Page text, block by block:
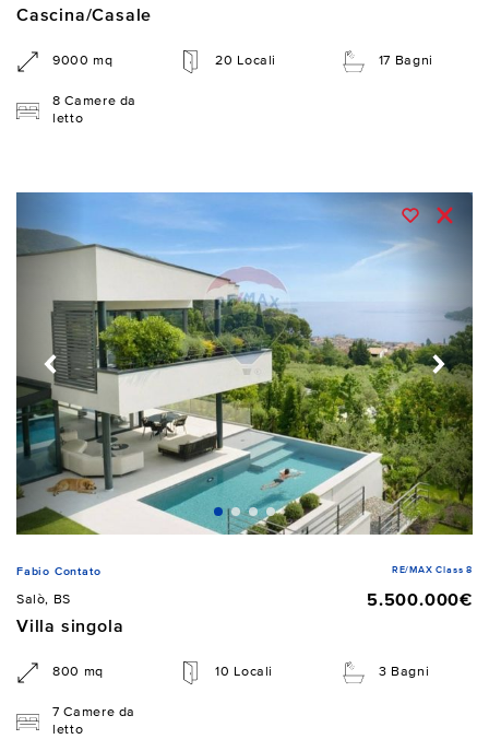
Cascina/Casale
9000 mq 20 Locali 17 Bagni
8 Camere da
letto
Fabio Contato RE/MAX Class 8
Salò, BS
5.500.000€
Villa singola
800 mq 10 Locali 3 Bagni
7 Camere da
letto